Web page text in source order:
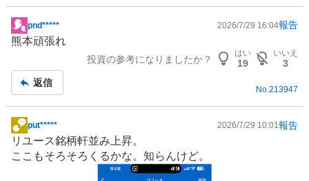
掲
示
事
pnd***** 2026/7/29 16:04報告
熊本頑張れ
投資の参考になりましたか？
はい
19
いいえ
3
返信
No.213947
掲
示
板
put***** 2026/7/29 10:01報告
リユース銘柄軒並み上昇。
ここもそろそろくるかな。知らんけど。